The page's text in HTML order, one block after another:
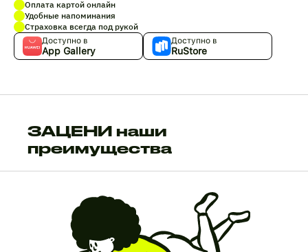
Оплата картой онлайн
Удобные напоминания
Страховка всегда под рукой
Доступно в
App Gallery
Доступно в
RuStore
ЗАЦЕНИ наши
преимущества